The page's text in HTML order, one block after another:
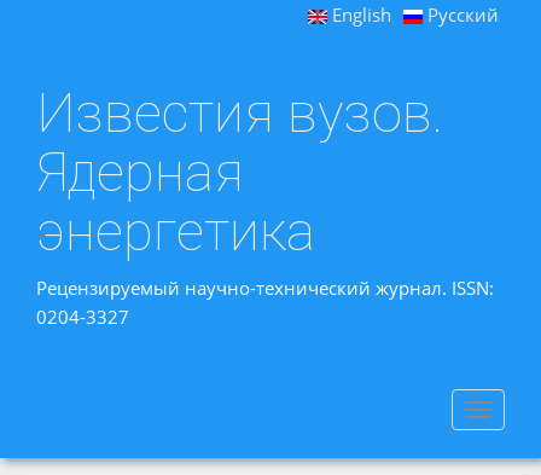
English Русский
Известия вузов.
Ядерная
энергетика
Рецензируемый научно-технический журнал. ISSN:
0204-3327
Toggle